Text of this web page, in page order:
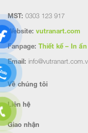
MST: 0303 123 917
Website: vutranart.com
Fanpage: Thiết kế – In ấn
Email:
Về chúng tôi
Liên hệ
Giao nhận